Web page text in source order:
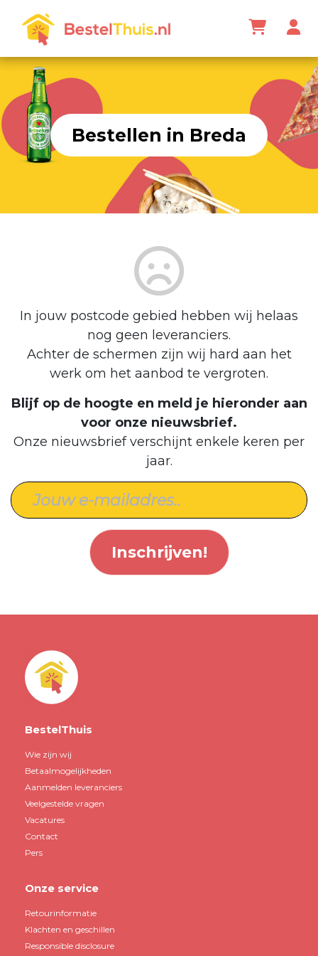
Bestellen in Breda
In jouw postcode gebied hebben wij helaas
nog geen leveranciers.
Achter de schermen zijn wij hard aan het
werk om het aanbod te vergroten.
Blijf op de hoogte en meld je hieronder aan
voor onze nieuwsbrief.
Onze nieuwsbrief verschijnt enkele keren per
jaar.
Inschrijven!
BestelThuis
Wie zijn wij
Betaalmogelijkheden
Aanmelden leveranciers
Veelgestelde vragen
Vacatures
Contact
Pers
Onze service
Retourinformatie
Klachten en geschillen
Responsible disclosure